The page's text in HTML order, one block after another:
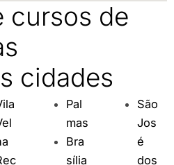
cursos de
cidades
Pal
mas
Bra
sília
São
Jos
é
dos